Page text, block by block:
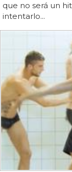
que no será un
intentarlo...